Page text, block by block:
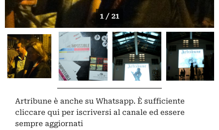
1 / 21
Artribune è anche su Whatsapp. È sufficiente
cliccare qui per iscriversi al canale ed essere
sempre aggiornati